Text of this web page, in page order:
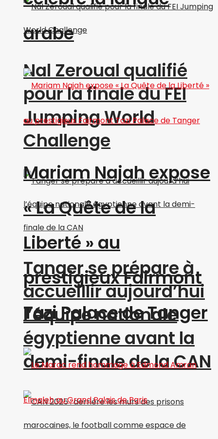
Nal Zeroual qualifié
pour la finale du FEI
Jumping World
Challenge
Tanger se prépare à
accueillir aujourd’hui
l’équipe nationale
égyptienne avant la
demi-finale de la CAN
arabe
Mariam Najah expose
« La Quête de la
Liberté » au
prestigieux Fairmont
Tazi Palace de Tanger